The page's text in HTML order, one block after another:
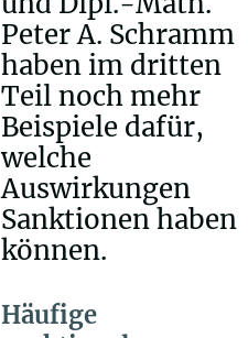
Peter A. Schramm
haben im dritten
Teil noch mehr
Beispiele dafür,
welche
Auswirkungen
Sanktionen haben
können.
Häufige